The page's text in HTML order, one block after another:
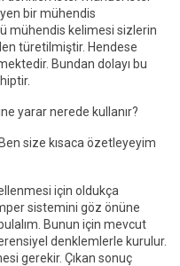
bir mühendis
mühendis kelimesi sizlerin
türetilmiştir. Hendese
Bundan dolayı bu
yarar nerede kullanır?
size kısaca özetleyeyim
için oldukça
sistemini göz önüne
Bunun için mevcut
denklemlerle kurulur.
gerekir. Çıkan sonuç